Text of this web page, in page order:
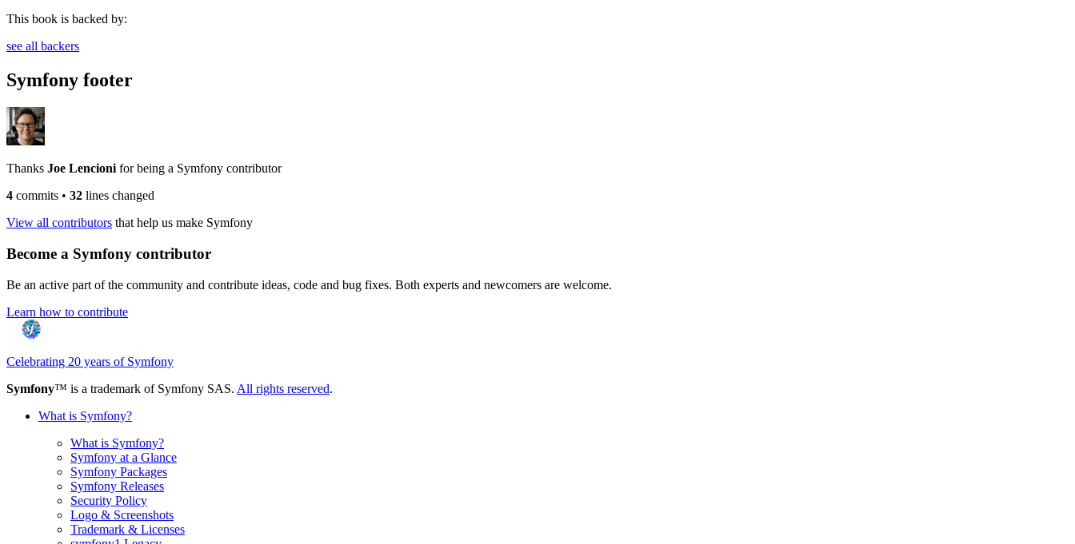
This book is backed by:
see all backers
Symfony footer
Thanks Joe Lencioni for being a Symfony contributor
4 commits • 32 lines changed
View all contributors that help us make Symfony
Become a Symfony contributor
Be an active part of the community and contribute ideas, code and bug fixes. Both experts and newcomers are welcome.
Learn how to contribute
Celebrating 20 years of Symfony
Symfony™ is a trademark of Symfony SAS. All rights reserved.
What is Symfony?
What is Symfony?
Symfony at a Glance
Symfony Packages
Symfony Releases
Security Policy
Logo & Screenshots
Trademark & Licenses